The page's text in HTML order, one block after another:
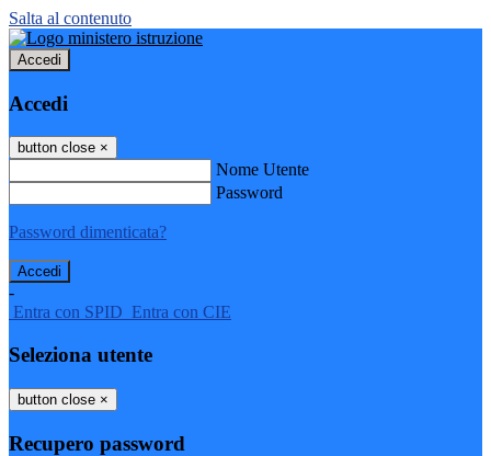
Salta al contenuto
Accedi
Accedi
button close ×
Nome Utente
Password
Password dimenticata?
-
Entra con SPID Entra con CIE
Seleziona utente
button close ×
Recupero password